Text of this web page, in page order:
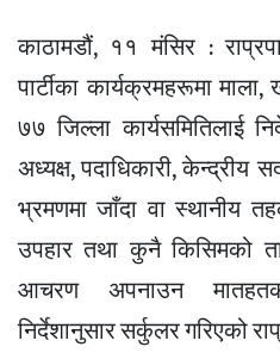
काठामडौं, ११ मंसिर :
पार्टीका कार्यक्रमहरूमा
७७ जिल्ला कार्यसमितिलाई
अध्यक्ष, पदाधिकारी, केन्द्रीय
भ्रमणमा जाँदा वा स्थानीय
उपहार तथा कुनै किसिमको
आचरण अपनाउन
निर्देशानुसार सर्कुलर गरिएको